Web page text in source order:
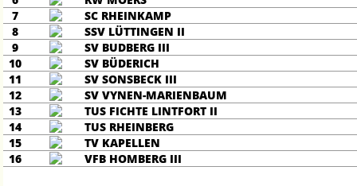
7
SC RHEINKAMP
8
SSV LÜTTINGEN II
9
SV BUDBERG III
10
SV BÜDERICH
11
SV SONSBECK III
12
SV VYNEN-MARIENBAUM
13
TUS FICHTE LINTFORT II
14
TUS RHEINBERG
15
TV KAPELLEN
16
VFB HOMBERG III